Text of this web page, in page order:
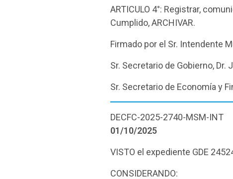
ARTICULO 4°: Registrar,
Cumplido, ARCHIVAR.
Firmado por el Sr. Intendente
Sr. Secretario de Gobierno, Dr.
Sr. Secretario de Economía y
DECFC-2025-2740-MSM-INT
01/10/2025
VISTO el expediente GDE
CONSIDERANDO: